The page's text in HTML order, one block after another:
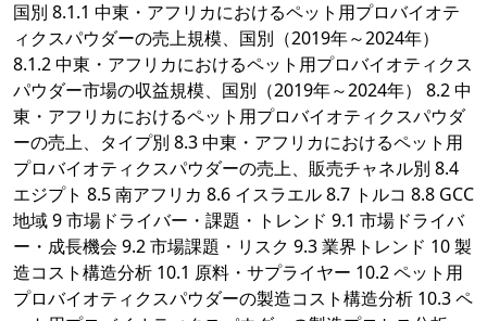
国別 8.1.1 中東・アフリカにおけるペット用プロバイオテ
ィクスパウダーの売上規模、国別（2019年～2024年）
8.1.2 中東・アフリカにおけるペット用プロバイオティクス
パウダー市場の収益規模、国別（2019年～2024年） 8.2 中
東・アフリカにおけるペット用プロバイオティクスパウダ
ーの売上、タイプ別 8.3 中東・アフリカにおけるペット用
プロバイオティクスパウダーの売上、販売チャネル別 8.4
エジプト 8.5 南アフリカ 8.6 イスラエル 8.7 トルコ 8.8 GCC
地域 9 市場ドライバー・課題・トレンド 9.1 市場ドライバ
ー・成長機会 9.2 市場課題・リスク 9.3 業界トレンド 10 製
造コスト構造分析 10.1 原料・サプライヤー 10.2 ペット用
プロバイオティクスパウダーの製造コスト構造分析 10.3 ペ